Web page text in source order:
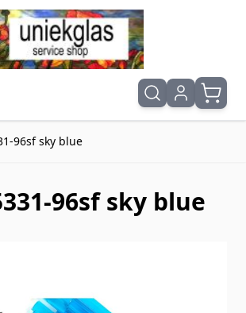
96sf sky blue
96sf sky blue